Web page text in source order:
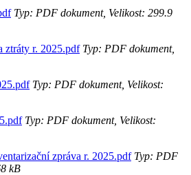
Typ: PDF dokument, Velikost: 299.9
ztráty r. 2025.pdfTyp: PDF dokument,
Typ: PDF dokument, Velikost:
Typ: PDF dokument, Velikost:
zpráva r. 2025.pdfTyp: PDF
kB